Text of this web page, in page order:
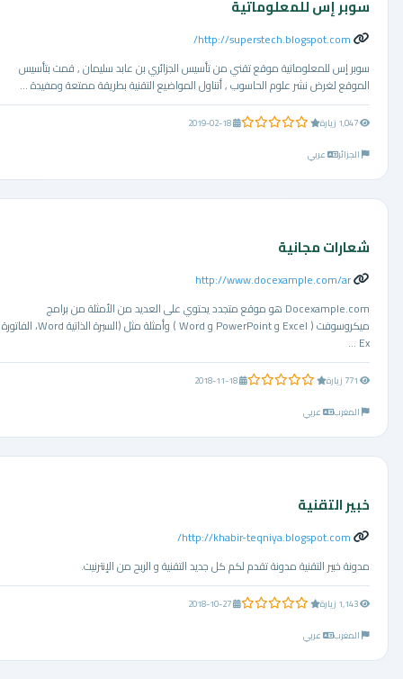
سوبر إس للمعلوماتية
http://superstech.blogspot.com/
سوبر إس للمعلوماتية موقع تقني من تأسيس الجزائري بن عابد سليمان , قمت بتأسيس
الموقع لغرض نشر علوم الحاسوب , أتناول المواضيع التقنية بطريقة ممتعة ومفيدة ...
0.0 من 5 نجوم
2019-02-18
الجزائر
عربي
شعارات مجانية
http://www.docexample.com/ar
Docexample.com هو موقع متجدد يحتوي على العديد من الأمثلة من برامج
ميكروسوفت ( Excel و PowerPoint و Word ) وأمثلة مثل (السيرة الذاتية Word، الفاتورة
0.0 من 5 نجوم
2018-11-18
المغرب
عربي
خبير التقنية
http://khabir-teqniya.blogspot.com/
مدونة خبير التقنية مدونة تقدم لكم كل جديد التقنية و الربح من الإنترنيت.
0.0 من 5 نجوم
2018-10-27
المغرب
عربي